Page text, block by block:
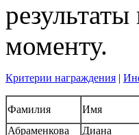
моменту.
Критерии награждения |
Фамилия Имя
Абраменкова
Диана